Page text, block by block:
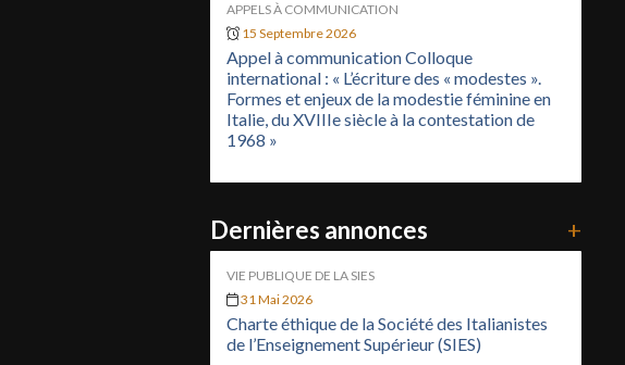
APPELS À COMMUNICATION
15 Septembre 2026
Appel à communication Colloque
international : « L’écriture des « modestes ».
Formes et enjeux de la modestie féminine en
Italie, du XVIIIe siècle à la contestation de
1968 »
Dernières annonces +
VIE PUBLIQUE DE LA SIES
31 Mai 2026
Charte éthique de la Société des Italianistes
de l’Enseignement Supérieur (SIES)